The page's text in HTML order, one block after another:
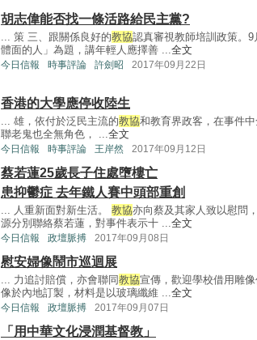
胡志偉能否找一條活路給民主黨?
... 策 三、跟關係良好的教協認真審視教師培訓政策。
體面的人」為題，講年輕人應擇善 ...全文
今日信報 時事評論 許劍昭 2017年09月22日
香港的大學應停收陸生
... 雄，依付於泛民主流的教協和教育界政客，在事件
聯老鬼也全無角色， ...全文
今日信報 時事評論 王岸然 2017年09月12日
蔡若蓮25歲長子住處墮樓亡
患抑鬱症 去年鐵人賽中頭部重創
... 人重新面對新生活。 教協亦向蔡及其家人致以慰問
源分別聯絡蔡若蓮，對事件表示十 ...全文
今日信報 政壇脈搏 2017年09月08日
慰安婦像鬧市巡迴展
... 力追討賠償，亦會聯同教協宣傳，歡迎學校借用雕
像於內地訂製，材料是以玻璃纖維 ...全文
今日信報 政壇脈搏 2017年09月07日
「用中華文化浸潤基督教」